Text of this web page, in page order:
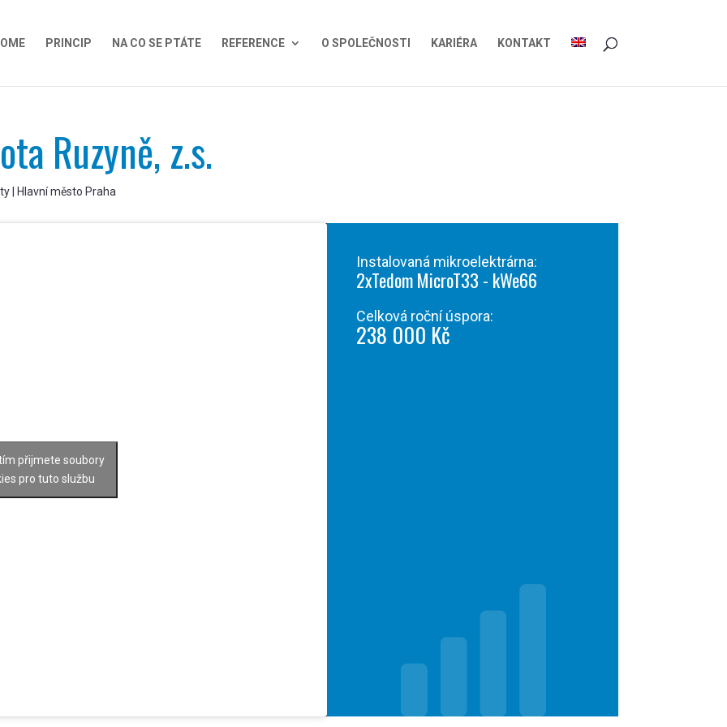
PRINCIP NA CO SE PTÁTE REFERENCE O SPOLEČNOSTI KARIÉRA KONTAKT
Ruzyně, z.s.
| Hlavní město Praha
přijmete soubory
pro tuto službu
Instalovaná mikroelektrárna:
2xTedom MicroT33 - kWe66
Celková roční úspora:
238 000 Kč